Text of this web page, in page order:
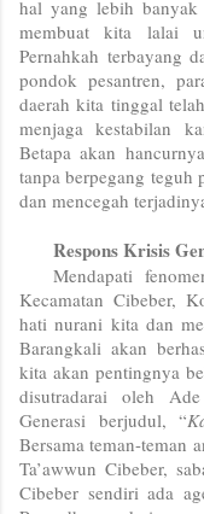
hal yang lebih banyak
membuat kita lalai
Pernahkah terbayang
pondok pesantren,
daerah kita tinggal
menjaga kestabilan
Betapa akan
tanpa berpegang teguh
dan mencegah
Respons Krisis
Mendapati
Kecamatan Cibeber,
hati nurani kita dan
Barangkali akan
kita akan pentingnya
disutradarai oleh
Generasi berjudul, “
Bersama teman-teman
Ta’awwun Cibeber,
Cibeber sendiri ada